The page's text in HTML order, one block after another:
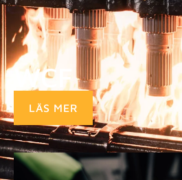
WCF
LÄS MER